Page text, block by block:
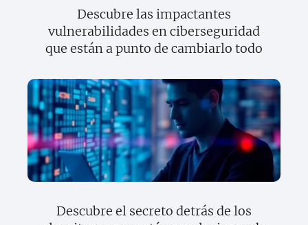
Descubre las impactantes
vulnerabilidades en ciberseguridad
que están a punto de cambiarlo todo
Descubre el secreto detrás de los